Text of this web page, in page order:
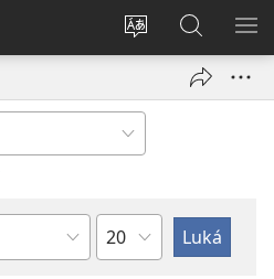
Tyá
monɔkɔ
mosusu
Kokɔta
na
fenɛtrɛ
Luká
JW.ORG
Mokapo